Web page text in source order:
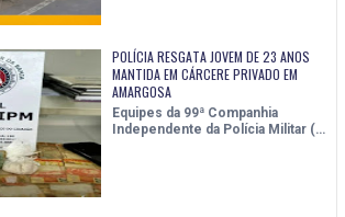
POLÍCIA RESGATA JOVEM DE 23 ANOS
MANTIDA EM CÁRCERE PRIVADO EM
AMARGOSA
Equipes da 99ª Companhia
Independente da Polícia Militar (…